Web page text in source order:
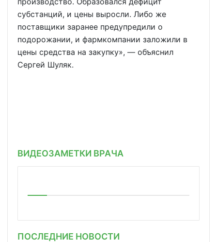
субстанций, и цены выросли. Либо же
поставщики заранее предупредили о
подорожании, и фармкомпании заложили в
цены средства на закупку», — объяснил
Сергей Шуляк.
ВИДЕОЗАМЕТКИ ВРАЧА
ПОСЛЕДНИЕ НОВОСТИ